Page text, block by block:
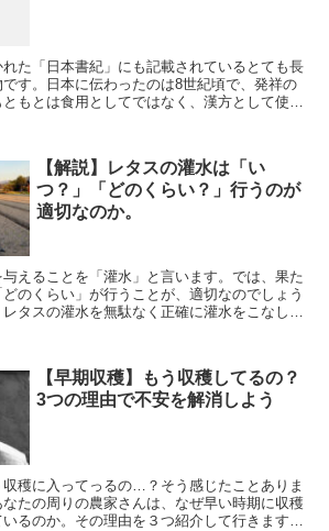
た「日本書紀」にも記載されているとても長
す。日本に伝わったのは8世紀頃で、発祥の
もとは食用としてではなく、漢方として使用
【解説】レタスの灌水は「い
つ？」「どのくらい？」行うのが
適切なのか。
えることを「灌水」と言います。では、果た
のくらい」が行うことが、適切なのでしょう
タスの灌水を無駄なく正確に灌水をこなして
【早期収穫】もう収穫してるの？
3つの理由で不安を解消しよう
穫に入ってっるの…？そう感じたことありま
たの周りの農家さんは、なぜ早い時期に収穫
るのか。その理由を３つ紹介して行きます。